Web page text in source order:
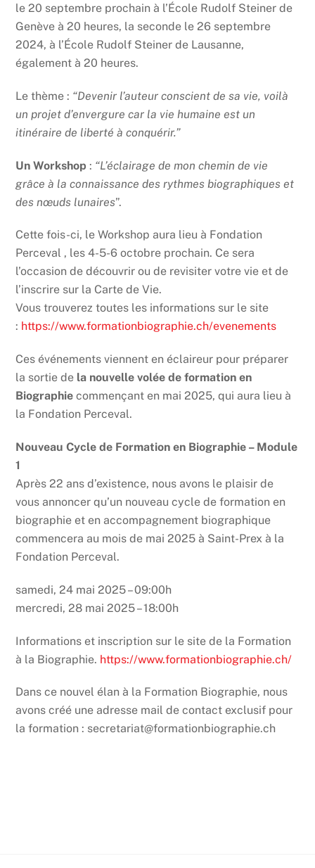
le 20 septembre prochain à l’École Rudolf Steiner de
Genève à 20 heures, la seconde le 26 septembre
2024, à l’École Rudolf Steiner de Lausanne,
également à 20 heures.
Le thème : “Devenir l’auteur conscient de sa vie, voilà
un projet d’envergure car la vie humaine est un
itinéraire de liberté à conquérir.”
Un Workshop : “L’éclairage de mon chemin de vie
grâce à la connaissance des rythmes biographiques et
des nœuds lunaires”.
Cette fois-ci, le Workshop aura lieu à Fondation
Perceval , les 4-5-6 octobre prochain. Ce sera
l’occasion de découvrir ou de revisiter votre vie et de
l’inscrire sur la Carte de Vie.
Vous trouverez toutes les informations sur le site
: https://www.formationbiographie.ch/evenements
Ces événements viennent en éclaireur pour préparer
la sortie de la nouvelle volée de formation en
Biographie commençant en mai 2025, qui aura lieu à
la Fondation Perceval.
Nouveau Cycle de Formation en Biographie – Module
1
Après 22 ans d’existence, nous avons le plaisir de
vous annoncer qu’un nouveau cycle de formation en
biographie et en accompagnement biographique
commencera au mois de mai 2025 à Saint-Prex à la
Fondation Perceval.
samedi, 24 mai 2025 –09:00h
mercredi, 28 mai 2025 –18:00h
Informations et inscription sur le site de la Formation
à la Biographie. https://www.formationbiographie.ch/
Dans ce nouvel élan à la Formation Biographie, nous
avons créé une adresse mail de contact exclusif pour
la formation : secretariat@formationbiographie.ch